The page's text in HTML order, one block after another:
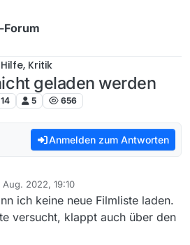
Forum
Kritik
geladen werden
14 5 656
Anmelden zum Antworten
Aug. 2022, 19:10
ich keine neue Filmliste laden.
versucht, klappt auch über den